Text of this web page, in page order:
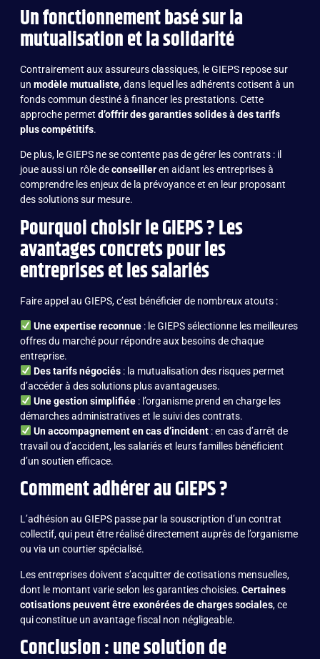
Un fonctionnement basé sur la
mutualisation et la solidarité
Contrairement aux assureurs classiques, le GIEPS repose sur
un modèle mutualiste, dans lequel les adhérents cotisent à un
fonds commun destiné à financer les prestations. Cette
approche permet d’offrir des garanties solides à des tarifs
plus compétitifs.
De plus, le GIEPS ne se contente pas de gérer les contrats : il
joue aussi un rôle deconseilleren aidant les entreprises à
comprendre les enjeux de la prévoyance et en leur proposant
des solutions sur mesure.
Pourquoi choisir le GIEPS ? Les
avantages concrets pour les
entreprises et les salariés
Faire appel au GIEPS, c’est bénéficier de nombreux atouts :
Une expertise reconnue: le GIEPS sélectionne les meilleures
offres du marché pour répondre aux besoins de chaque
entreprise.
Des tarifs négociés: la mutualisation des risques permet
d’accéder à des solutions plus avantageuses.
Une gestion simplifiée: l’organisme prend en charge les
démarches administratives et le suivi des contrats.
Un accompagnement en cas d’incident: en cas d’arrêt de
travail ou d’accident, les salariés et leurs familles bénéficient
d’un soutien efficace.
Comment adhérer au GIEPS ?
L’adhésion au GIEPS passe par la souscription d’un contrat
collectif, qui peut être réalisé directement auprès de l’organisme
ou via un courtier spécialisé.
Les entreprises doivent s’acquitter de cotisations mensuelles,
dont le montant varie selon les garanties choisies. Certaines
cotisations peuvent être exonérées de charges sociales, ce
qui constitue un avantage fiscal non négligeable.
Conclusion : une solution de